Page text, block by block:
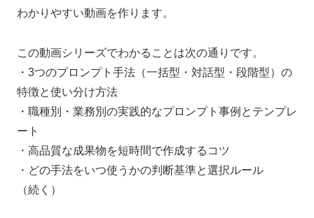
わかりやすい動画を作ります。
この動画シリーズでわかることは次の通りです。
・3つのプロンプト手法（一括型・対話型・段階型）の
特徴と使い分け方法
・職種別・業務別の実践的なプロンプト事例とテンプレ
ート
・高品質な成果物を短時間で作成するコツ
・どの手法をいつ使うかの判断基準と選択ルール
（続く）